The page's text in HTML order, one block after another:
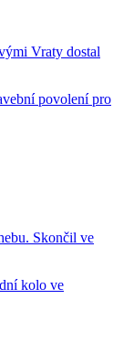
Vraty dostal
povolení pro
Skončil ve
kolo ve